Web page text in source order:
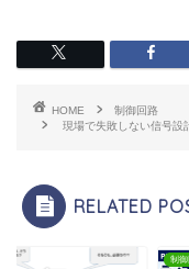
HOME
制御回路
現場で失敗しない信号設
RELATED
制御